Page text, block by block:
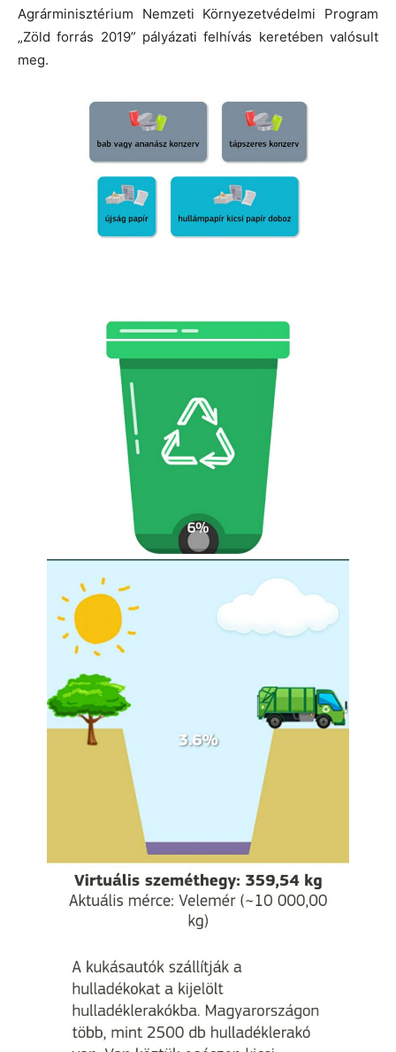
Agrárminisztérium Nemzeti Környezetvédelmi Program
„Zöld forrás 2019” pályázati felhívás keretében valósult
meg.